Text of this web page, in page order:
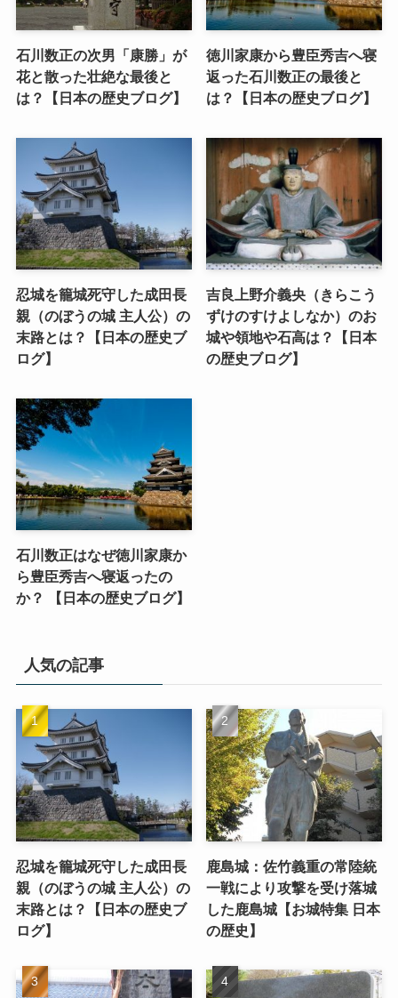
石川数正の次男「康勝」が
花と散った壮絶な最後と
は？【日本の歴史ブログ】
徳川家康から豊臣秀吉へ寝
返った石川数正の最後と
は？【日本の歴史ブログ】
忍城を籠城死守した成田長
親（のぼうの城 主人公）の
末路とは？【日本の歴史ブ
ログ】
吉良上野介義央（きらこう
ずけのすけよしなか）のお
城や領地や石高は？【日本
の歴史ブログ】
石川数正はなぜ徳川家康か
ら豊臣秀吉へ寝返ったの
か？ 【日本の歴史ブログ】
人気の記事
忍城を籠城死守した成田長
親（のぼうの城 主人公）の
末路とは？【日本の歴史ブ
ログ】
鹿島城：佐竹義重の常陸統
一戦により攻撃を受け落城
した鹿島城【お城特集 日本
の歴史】